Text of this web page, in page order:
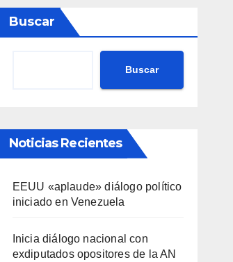
Buscar
Buscar
Noticias Recientes
EEUU «aplaude» diálogo político
iniciado en Venezuela
Inicia diálogo nacional con
exdiputados opositores de la AN